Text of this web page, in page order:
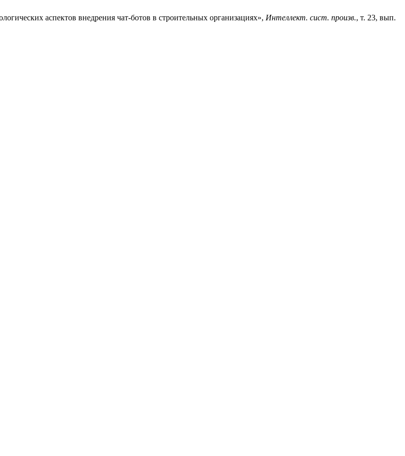
аспектов внедрения чат-ботов в строительных организациях», Интеллект. сист. произв., т. 23, вып.